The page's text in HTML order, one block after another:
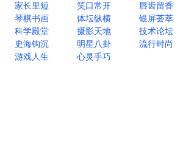
家长里短
笑口常开 唇齿留香
琴棋书画
体坛纵横 银屏荟萃
科学殿堂
摄影天地 技术论坛
史海钩沉
明星八卦 流行时尚
游戏人生
心灵手巧